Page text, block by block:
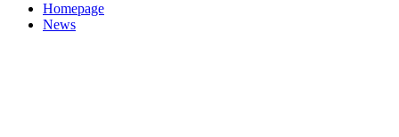
Homepage
News